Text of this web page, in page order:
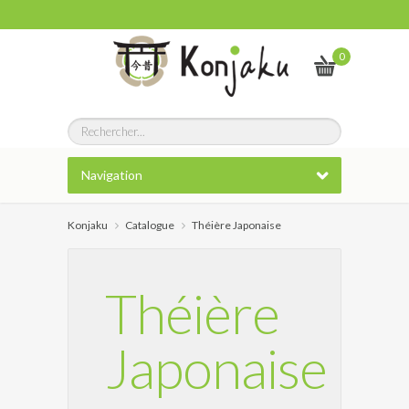
0
Navigation
Konjaku Catalogue Théière Japonaise
Théière
Japonaise